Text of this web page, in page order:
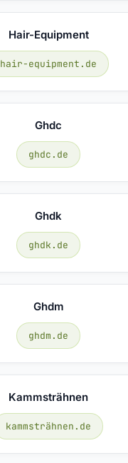
Hair-Equipment
hair-equipment.de
Ghdc
ghdc.de
Ghdk
ghdk.de
Ghdm
ghdm.de
Kammsträhnen
kammsträhnen.de